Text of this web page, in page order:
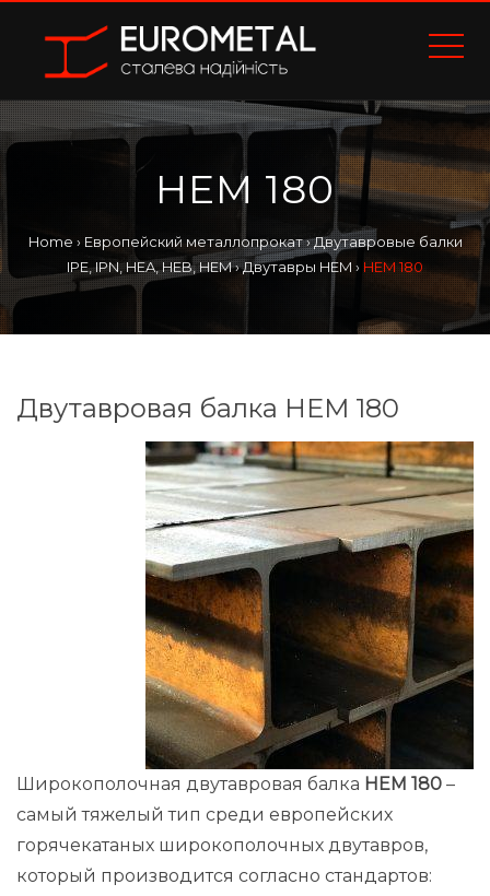
HEM 180
Home › Европейский металлопрокат›Двутавровые балки
IPE, IPN, HEA, HEB, HEM›Двутавры HEM › HEM 180
Двутавровая балка HEM 180
Широкополочная двутавровая балка HEM 180 –
самый тяжелый тип среди европейских
горячекатаных широкополочных двутавров,
который производится согласно стандартов: